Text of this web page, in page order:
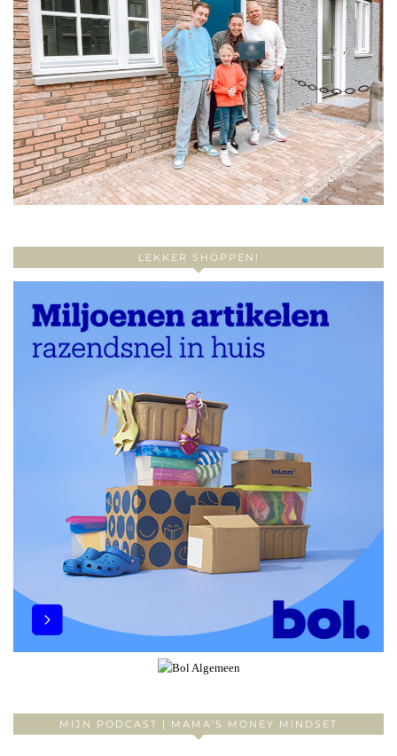
LEKKER SHOPPEN!
MIJN PODCAST | MAMA’S MONEY MINDSET